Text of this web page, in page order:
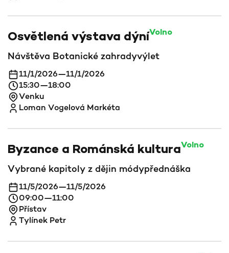
Osvětlená výstava dýníVolno
Návštěva Botanické zahradyvýlet
11/1/2026—11/1/2026
15:30—18:00
Venku
Loman Vogelová Markéta
Byzance a Románská kulturaVolno
Vybrané kapitoly z dějin módypřednáška
11/5/2026—11/5/2026
09:00—11:00
Přístav
Tylínek Petr